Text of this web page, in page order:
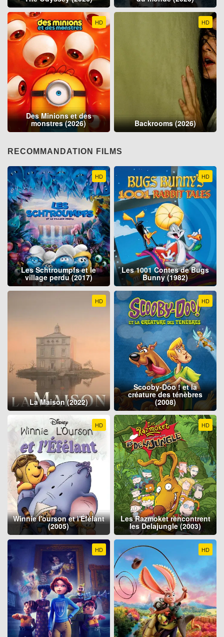
HD
Des Minions et des
monstres (2026)
HD
Backrooms (2026)
RECOMMANDATION FILMS
HD
Les Schtroumpfs et le
village perdu (2017)
HD
Les 1001 Contes de Bugs
Bunny (1982)
HD
La Maison (2022)
HD
Scooby-Doo ! et la
créature des ténèbres
(2008)
HD
Winnie l'ourson et l'Éfélant
(2005)
HD
Les Razmoket rencontrent
les Delajungle (2003)
HD HD